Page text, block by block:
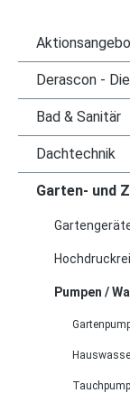
Derascon -
Bad & Sanitär
Dachtechnik
Garten- und
Pumpen /